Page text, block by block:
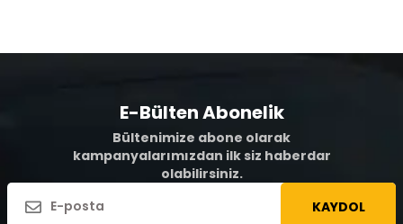
E-Bülten Abonelik
Bültenimize abone olarak
kampanyalarımızdan ilk siz haberdar
olabilirsiniz.
KAYDOL